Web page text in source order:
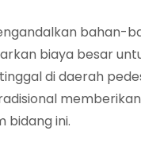
bahan-
biaya besar
di daerah
bidang ini.